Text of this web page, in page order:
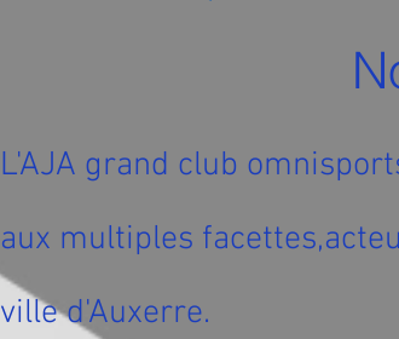
L'AJA grand club
aux multiples
ville d'Auxerre.